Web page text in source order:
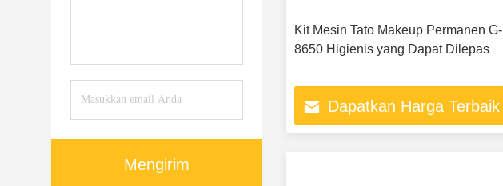
Mengirim
Kit Mesin Tato Makeup Permanen G-
8650 Higienis yang Dapat Dilepas
Dapatkan Harga Terbaik